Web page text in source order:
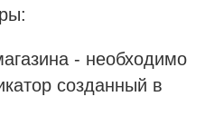
- необходимо
созданный в